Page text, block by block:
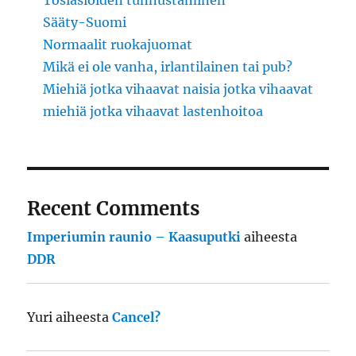
Sääty-Suomi
Normaalit ruokajuomat
Mikä ei ole vanha, irlantilainen tai pub?
Miehiä jotka vihaavat naisia jotka vihaavat
miehiä jotka vihaavat lastenhoitoa
Recent Comments
Imperiumin raunio – Kaasuputki aiheesta
DDR
Yuri aiheestaCancel?